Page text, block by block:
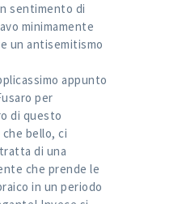
sentimento di
minimamente
un antisemitismo
appunto
per
di questo
bello, ci
di una
che prende le
in un periodo